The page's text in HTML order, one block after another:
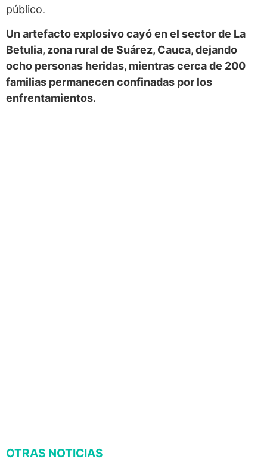
público.
Un artefacto explosivo cayó en el sector de La
Betulia, zona rural de Suárez, Cauca, dejando
ocho personas heridas, mientras cerca de 200
familias permanecen confinadas por los
enfrentamientos.
OTRAS NOTICIAS